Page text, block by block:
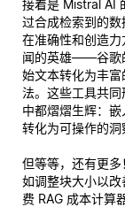
接着是 Mistral AI
过合成检索到的
在准确性和创造
闻的英雄——谷歌
始文本转化为丰
法。这些工具共
中都熠熠生辉：
转化为可操作的洞
但等等，还有更
如调整块大小以
费 RAG 成本计算